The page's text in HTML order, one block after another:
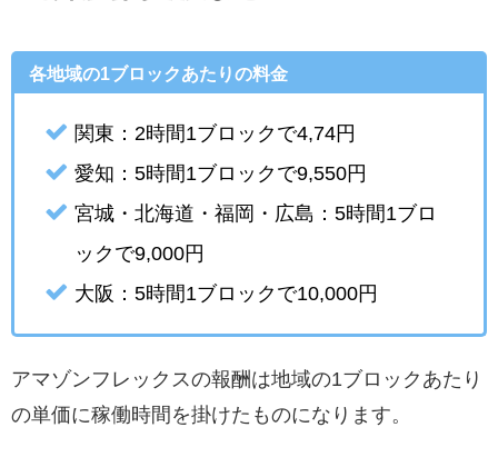
各地域の1ブロックあたりの料金
関東：2時間1ブロックで4,74円
愛知：5時間1ブロックで9,550円
宮城・北海道・福岡・広島：5時間1ブロ
ックで9,000円
大阪：5時間1ブロックで10,000円
アマゾンフレックスの報酬は地域の1ブロックあたり
の単価に稼働時間を掛けたものになります。